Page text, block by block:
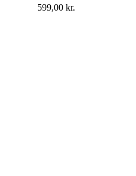
599,00 kr.